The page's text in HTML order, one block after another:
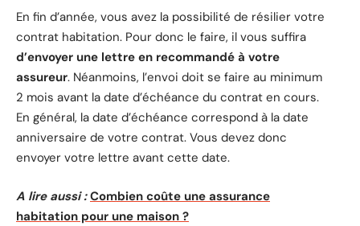
En fin d’année, vous avez la possibilité de résilier votre
contrat habitation. Pour donc le faire, il vous suffira
d’envoyer une lettre en recommandé à votre
assureur. Néanmoins, l’envoi doit se faire au minimum
2 mois avant la date d’échéance du contrat en cours.
En général, la date d’échéance correspond à la date
anniversaire de votre contrat. Vous devez donc
envoyer votre lettre avant cette date.
A lire aussi : Combien coûte une assurance
habitation pour une maison ?